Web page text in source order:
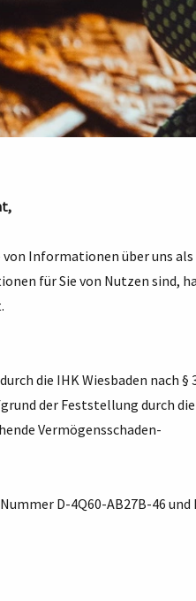
Informationen über uns als
für Sie von Nutzen sind,
die IHK Wiesbaden nach §
der Feststellung durch die
Vermögensschaden-
D-4Q60-AB27B-46 und